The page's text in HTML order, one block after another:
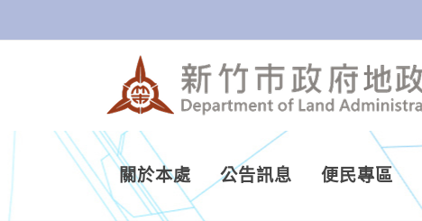
關於本處 公告訊息 便民專區